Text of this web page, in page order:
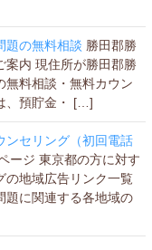
題の無料相談 勝田郡勝
案内 現住所が勝田郡勝
無料相談・無料カウン
、預貯金・ […]
ンセリング（初回電話
ージ 東京都の方に対す
の地域広告リンク一覧
題に関連する各地域の